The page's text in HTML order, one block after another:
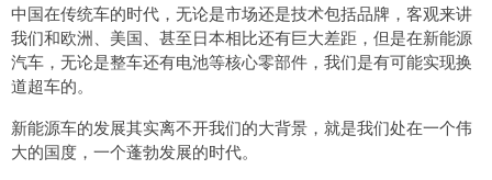
中国在传统车的时代，无论是市场还是技术包括品牌，客观来讲
我们和欧洲、美国、甚至日本相比还有巨大差距，但是在新能源
汽车，无论是整车还有电池等核心零部件，我们是有可能实现换
道超车的。
新能源车的发展其实离不开我们的大背景，就是我们处在一个伟
大的国度，一个蓬勃发展的时代。